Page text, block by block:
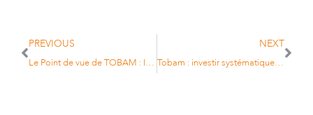
PREVIOUS
Le Point de vue de TOBAM : Investir après le coronavirus
NEXT
Tobam : investir systématiquement pour diversifier le risque